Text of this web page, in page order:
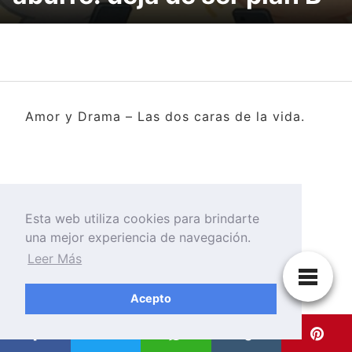
Amor y Drama – Las dos caras de la vida.
Esta web utiliza cookies para brindarte
una mejor experiencia de navegación.
Leer Más
Acepto